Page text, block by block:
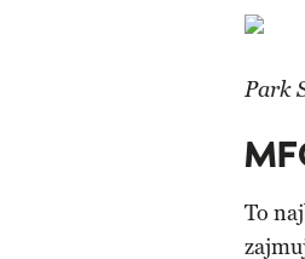
Park
To